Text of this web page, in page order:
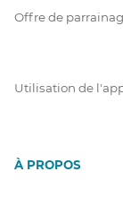
Offre de
Utilisation de
À PROPOS